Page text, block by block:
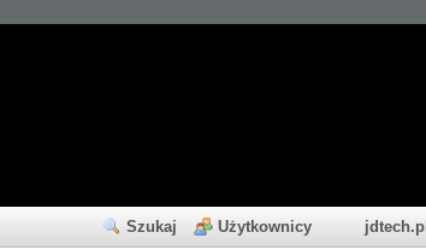
Szukaj Użytkownicy jdtech.pl